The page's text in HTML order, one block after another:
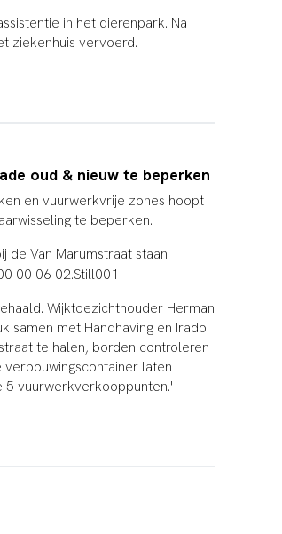
in het dierenpark. Na
ziekenhuis vervoerd.
oud & nieuw te beperken
en vuurwerkvrije zones hoopt
te beperken.
de Van Marumstraat staan
Wijktoezichthouder Herman
samen met Handhaving en Irado
te halen, borden controleren
laten
5 vuurwerkverkooppunten.'